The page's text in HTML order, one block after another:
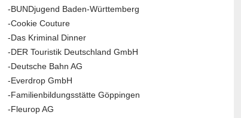
-BUNDjugend Baden-Württemberg
-Cookie Couture
-Das Kriminal Dinner
-DER Touristik Deutschland GmbH
-Deutsche Bahn AG
-Everdrop GmbH
-Familienbildungsstätte Göppingen
-Fleurop AG